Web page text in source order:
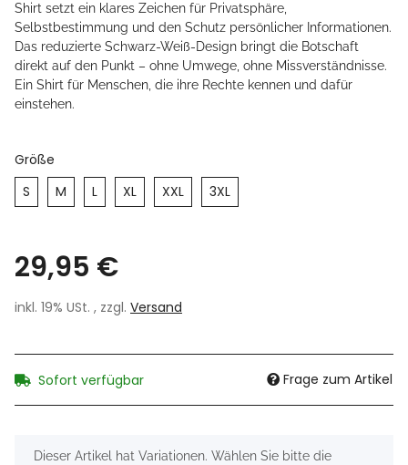
Shirt setzt ein klares Zeichen für Privatsphäre,
Selbstbestimmung und den Schutz persönlicher Informationen.
Das reduzierte Schwarz-Weiß-Design bringt die Botschaft
direkt auf den Punkt – ohne Umwege, ohne Missverständnisse.
Ein Shirt für Menschen, die ihre Rechte kennen und dafür
einstehen.
Größe
S
M L XL XXL 3XL
29,95 €
inkl. 19% USt. , zzgl. Versand
Sofort verfügbar Frage zum Artikel
xDieser Artikel hat Variationen. Wählen Sie bitte die